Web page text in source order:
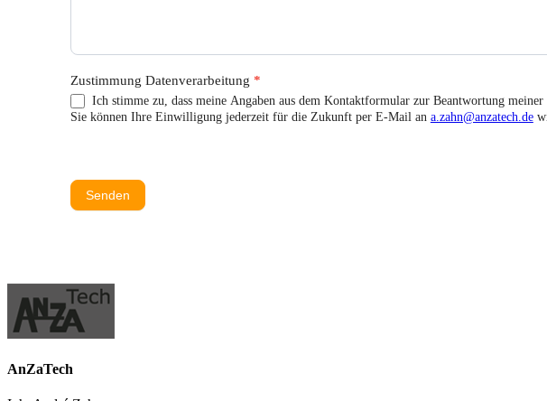
Zustimmung Datenverarbeitung *
Ich stimme zu, dass meine Angaben aus dem Kontaktformular zur Beantwortung
Sie können Ihre Einwilligung jederzeit für die Zukunft per E-Mail an a.zahn@anzatech.de
Senden
AnZaTech